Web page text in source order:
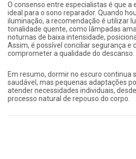
O consenso entre especialistas é que a
ideal para o sono reparador. Quando
iluminação, a recomendação é utilizar
tonalidade quente, como lâmpadas
noturnas de baixa intensidade,
Assim, é possível conciliar segurança e
comprometer a qualidade do descanso.
Em resumo, dormir no escuro continua
saudável, mas pequenas adaptações
atender necessidades individuais,
processo natural de repouso do corpo.